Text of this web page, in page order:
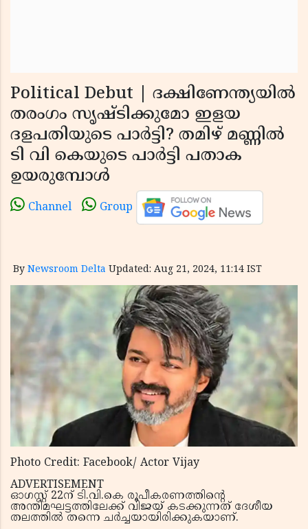
Political Debut | ദക്ഷിണേന്ത്യയിൽ
തരംഗം സൃഷ്ടിക്കുമോ ഇളയ
ദളപതിയുടെ പാർട്ടി? തമിഴ് മണ്ണിൽ
ടി വി കെയുടെ പാർട്ടി പതാക
ഉയരുമ്പോൾ
Channel Group
By Newsroom Delta Updated: Aug 21, 2024, 11:14 IST
Photo Credit: Facebook/ Actor Vijay
ADVERTISEMENT
ഓഗസ്റ്റ് 22ന് ടി.വി.കെ രൂപീകരണത്തിൻ്റെ
അന്തിമഘട്ടത്തിലേക്ക് വിജയ് കടക്കുന്നത് ദേശീയ
തലത്തിൽ തന്നെ ചർച്ചയായിരിക്കുകയാണ്.